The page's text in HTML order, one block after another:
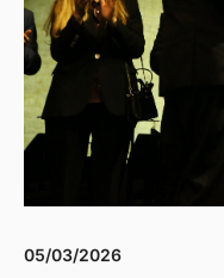
05/03/2026